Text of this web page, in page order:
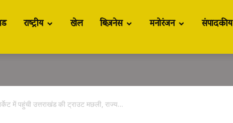
राष्ट्रीय खेल बिज़नेस मनोरंजन संपादकीय
पहुंची उत्तराखंड की ट्राउट मछली, राज्य...